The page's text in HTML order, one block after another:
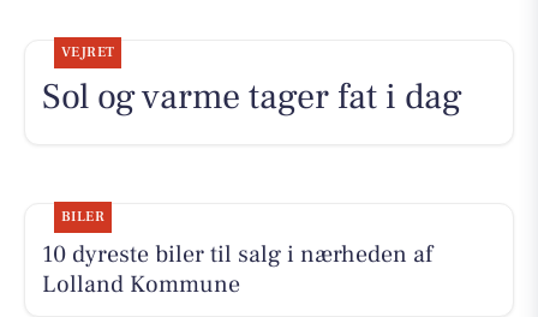
VEJRET
Sol og varme tager fat i dag
BILER
10 dyreste biler til salg i nærheden af
Lolland Kommune